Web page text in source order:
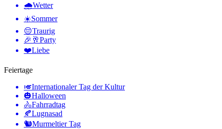
🌧Wetter
☀️Sommer
😔Traurig
🎉🥂Party
❤️Liebe
Feiertage
🎺Internationaler Tag der Kultur
🎃Halloween
🚴Fahrradtag
🍂Lugnasad
🐿Murmeltier Tag